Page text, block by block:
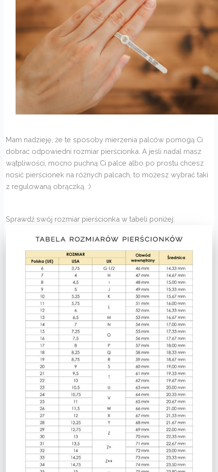
Mam nadzieję, że te sposoby mierzenia palców pomogą Ci
dobrać odpowiedni rozmiar pierścionka. A jeśli nadal masz
wątpliwości, mocno puchną Ci palce albo po prostu chcesz
nosić pierścionek na różnych palcach, to możesz wybrać taki
z regulowaną obrączką. :)
Sprawdź swój rozmiar pierścionka w tabeli poniżej: